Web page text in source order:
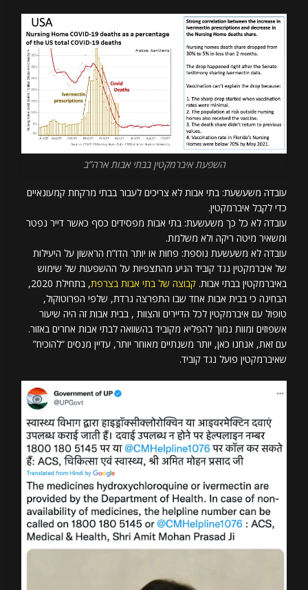
השפעת איברמקטין בבתי אבות ארה”ב
עובדה משעשעת: בתי אבות לא צריכים לעבור בבתי מרקחת קמעונאיים
כדי לקבל איברמקטין.
עובדה לא כל כך משעשעת: בתי אבות מפסידים כסף כאשר דייר נפטר
ומשאיר מיטה ריקה ולא משלמת.
עובדה לא משעשעת נוספת: פחות או יותר הדו”ח הראשון על היעילות
של איברמקטין נגד קוביד הגיע מהתצפיות על ההשפעות של שימוש
באיברמקטין בבתי אבות.קבוצה של בתי אבות בצרפת
, בתחילת 2020,
הבחינה כי בבית אבות אחד שבו התפרצה גרדת, שלפי הפרוטוקול,
טופול עם איברמקטין לכל הדיירים והצוות , בבית אבות זה היה שיעור
אשפוזים ומוות נמוך להפליא מקוביד בהשוואה לבתי אבות אחרים באזור.
עם זאת, אנחנו כאן, יותר משנתיים מאוחר יותר, עדיין מנסים “להוכיח”
שאיברמקטין פועל נגד קוביד.